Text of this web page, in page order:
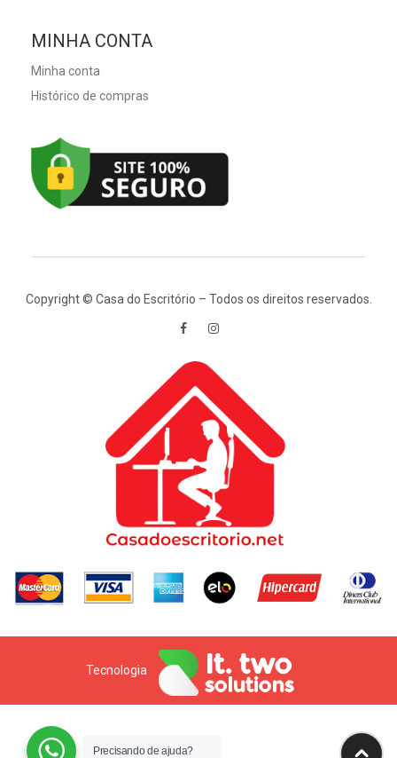
MINHA CONTA
Minha conta
Histórico de compras
Copyright © Casa do Escritório – Todos os direitos reservados.
Tecnologia
Precisando de ajuda?